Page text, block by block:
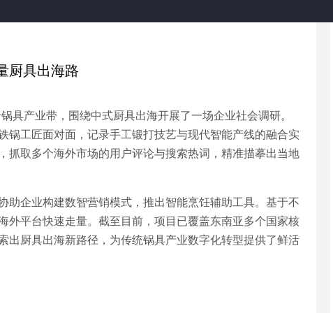
厨具出海路
具产业带，围绕中式厨具出海开展了一场企业社会调研。
锅工匠面对面，记录手工锻打技艺与现代智能产线的融合实
抓取多个海外市场的用户评论与搜索热词，精准描摹出当地
助企业构建数智营销模式，推出智能烹饪辅助工具。基于不
外平台快速走量。截至目前，项目已覆盖东南亚多个国家核
出厨具出海新路径，为传统锅具产业数字化转型提供了鲜活